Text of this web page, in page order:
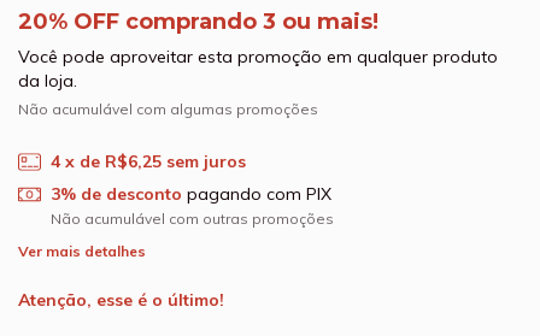
20% OFF comprando 3 ou mais!
Você pode aproveitar esta promoção em qualquer produto
da loja.
Não acumulável com algumas promoções
4 x de R$6,25 sem juros
3% de desconto pagando com PIX
Não acumulável com outras promoções
Ver mais detalhes
Atenção, esse é o último!